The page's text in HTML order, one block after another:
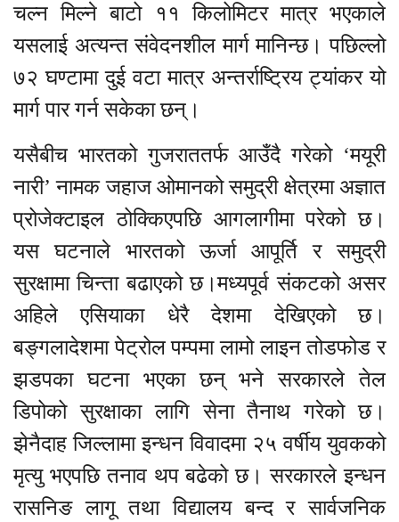
चल्न मिल्ने बाटो ११ किलोमिटर मात्र भएकाले
यसलाई अत्यन्त संवेदनशील मार्ग मानिन्छ। पछिल्लो
७२ घण्टामा दुई वटा मात्र अन्तर्राष्ट्रिय ट्यांकर यो
मार्ग पार गर्न सकेका छन्।
यसैबीच भारतको गुजराततर्फ आउँदै गरेको ‘मयूरी
नारी’ नामक जहाज ओमानको समुद्री क्षेत्रमा अज्ञात
प्रोजेक्टाइल ठोक्किएपछि आगलागीमा परेको छ।
यस घटनाले भारतको ऊर्जा आपूर्ति र समुद्री
सुरक्षामा चिन्ता बढाएको छ।मध्यपूर्व संकटको असर
अहिले एसियाका धेरै देशमा देखिएको छ।
बङ्गलादेशमा पेट्रोल पम्पमा लामो लाइन तोडफोड र
झडपका घटना भएका छन् भने सरकारले तेल
डिपोको सुरक्षाका लागि सेना तैनाथ गरेको छ।
झेनैदाह जिल्लामा इन्धन विवादमा २५ वर्षीय युवकको
मृत्यु भएपछि तनाव थप बढेको छ। सरकारले इन्धन
रासनिङ लागू तथा विद्यालय बन्द र सार्वजनिक